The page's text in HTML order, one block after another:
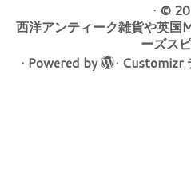
· ©
西洋アンティーク雑貨や英
ーズス
· Powered by · Customizr